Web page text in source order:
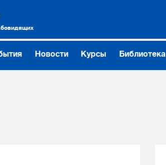
Новости Курсы Библиотека